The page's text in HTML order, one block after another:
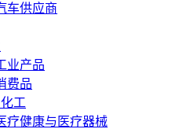
车供应商
业产品
费品
工
疗健康与医疗器械